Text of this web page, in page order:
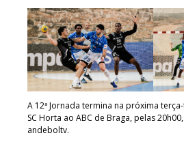
A 12ª Jornada termina na próxima
SC Horta ao ABC de Braga, pelas
andeboltv.